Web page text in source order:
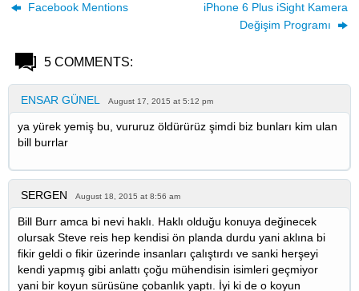
Facebook Mentions
iPhone 6 Plus iSight Kamera
Değişim Programı
5 COMMENTS:
ENSAR GÜNEL August 17, 2015 at 5:12 pm
ya yürek yemiş bu, vururuz öldürürüz şimdi biz bunları kim ulan
bill burrlar
SERGEN August 18, 2015 at 8:56 am
Bill Burr amca bi nevi haklı. Haklı olduğu konuya değinecek
olursak Steve reis hep kendisi ön planda durdu yani aklına bi
fikir geldi o fikir üzerinde insanları çalıştırdı ve sanki herşeyi
kendi yapmış gibi anlattı çoğu mühendisin isimleri geçmiyor
yani bir koyun sürüsüne çobanlık yaptı. İyi ki de o koyun